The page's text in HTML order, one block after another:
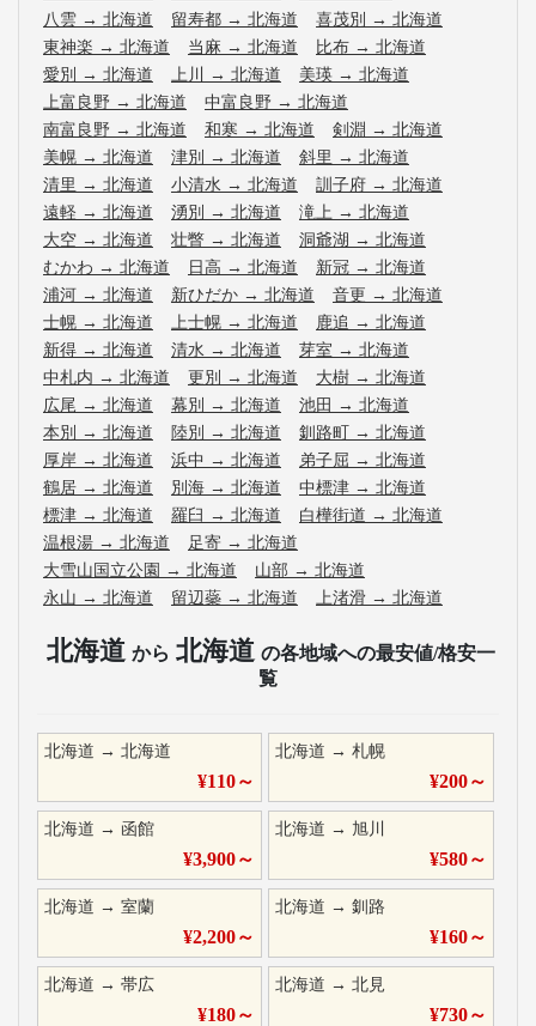
八雲 → 北海道 留寿都 → 北海道 喜茂別 → 北海道
東神楽 → 北海道 当麻 → 北海道 比布 → 北海道
愛別 → 北海道 上川 → 北海道 美瑛 → 北海道
上富良野 → 北海道 中富良野 → 北海道
南富良野 → 北海道 和寒 → 北海道 剣淵 → 北海道
美幌 → 北海道 津別 → 北海道 斜里 → 北海道
清里 → 北海道 小清水 → 北海道 訓子府 → 北海道
遠軽 → 北海道 湧別 → 北海道 滝上 → 北海道
大空 → 北海道 壮瞥 → 北海道 洞爺湖 → 北海道
むかわ → 北海道 日高 → 北海道 新冠 → 北海道
浦河 → 北海道 新ひだか → 北海道 音更 → 北海道
士幌 → 北海道 上士幌 → 北海道 鹿追 → 北海道
新得 → 北海道 清水 → 北海道 芽室 → 北海道
中札内 → 北海道 更別 → 北海道 大樹 → 北海道
広尾 → 北海道 幕別 → 北海道 池田 → 北海道
本別 → 北海道 陸別 → 北海道 釧路町 → 北海道
厚岸 → 北海道 浜中 → 北海道 弟子屈 → 北海道
鶴居 → 北海道 別海 → 北海道 中標津 → 北海道
標津 → 北海道 羅臼 → 北海道 白樺街道 → 北海道
温根湯 → 北海道 足寄 → 北海道
大雪山国立公園 → 北海道 山部 → 北海道
永山 → 北海道 留辺蘂 → 北海道 上渚滑 → 北海道
北海道 から 北海道 の各地域への最安値/格安一
覧
北海道 → 北海道
¥110～
北海道 →札幌
¥200～
北海道 → 函館
¥3,900～
北海道 →旭川
¥580～
北海道 → 室蘭
¥2,200～
北海道 →釧路
¥160～
北海道 → 帯広
¥180～
北海道 →北見
¥730～